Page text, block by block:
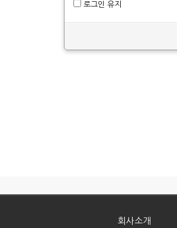
로그인 유지
회사소개